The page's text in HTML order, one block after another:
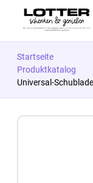
Startseite
Produktkatalog
Universal-